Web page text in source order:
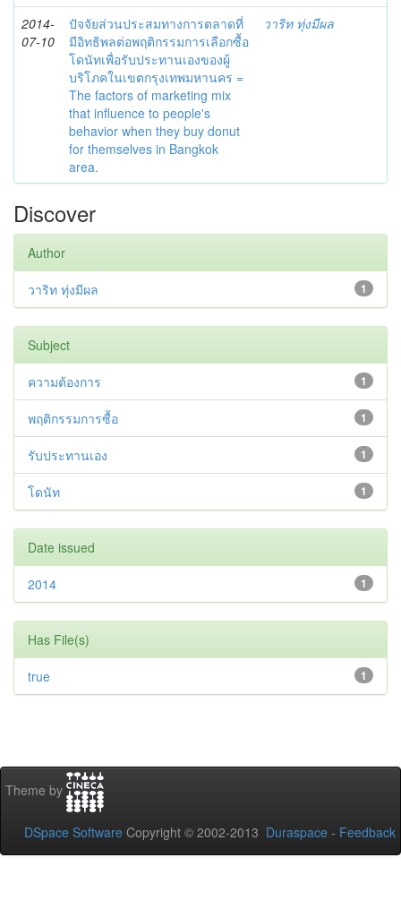
2014-
07-10
ปัจจัยส่วนประสมทางการตลาดที่
มีอิทธิพลต่อพฤติกรรมการเลือกซื้อ
โดนัทเพื่อรับประทานเองของผู้
บริโภคในเขตกรุงเทพมหานคร =
The factors of marketing mix
that influence to people's
behavior when they buy donut
for themselves in Bangkok
area.
วาริท ทุ่งมีผล
Discover
Author
1
วาริท ทุ่งมีผล
Subject
1
ความต้องการ
1
พฤติกรรมการซื้อ
1
รับประทานเอง
1
โดนัท
Date issued
1
2014
Has File(s)
1
true
Theme by
DSpace Software Copyright © 2002-2013 Duraspace - Feedback